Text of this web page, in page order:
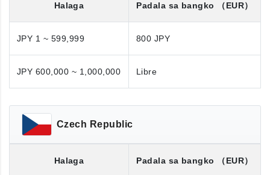
Halaga Padala sa bangko （EUR）
JPY 1 ~ 599,999 800 JPY
JPY 600,000 ~ 1,000,000 Libre
Czech Republic
Halaga Padala sa bangko （EUR）